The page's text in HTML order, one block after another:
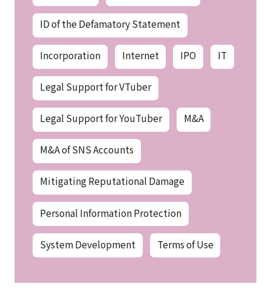
ID of the Defamatory Statement
Incorporation Internet IPO IT
Legal Support for VTuber
Legal Support for YouTuber M&A
M&A of SNS Accounts
Mitigating Reputational Damage
Personal Information Protection
System Development Terms of Use